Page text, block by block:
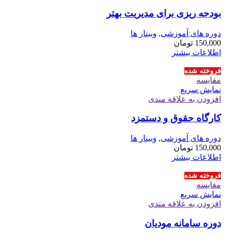
بودجه ریزی برای مدیریت بهتر
دوره های آموزشی, وبینار ها
150,000 تومان
اطلاعات بیشتر
فروخته شده
مقايسه
نمایش سریع
افزودن به علاقه مندی
کارگاه حقوق و دستمزد
دوره های آموزشی, وبینار ها
150,000 تومان
اطلاعات بیشتر
فروخته شده
مقايسه
نمایش سریع
افزودن به علاقه مندی
دوره سامانه مودیان